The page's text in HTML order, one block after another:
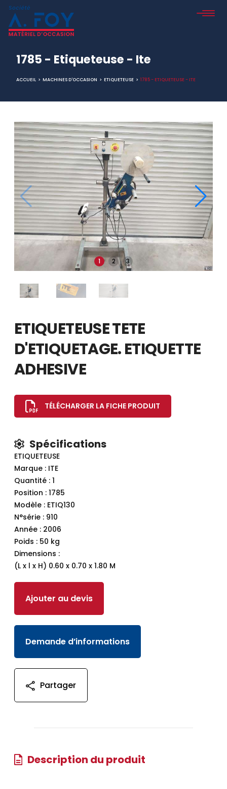
1785 - Etiqueteuse - Ite
ACCUEIL > MACHINES D'OCCASION > ETIQUETEUSE > 1785 - ETIQUETEUSE - ITE
1 2 3
ETIQUETEUSE TETE
D'ETIQUETAGE. ETIQUETTE
ADHESIVE
TÉLÉCHARGER LA FICHE PRODUIT
Spécifications
ETIQUETEUSE
Marque : ITE
Quantité : 1
Position : 1785
Modèle : ETIQ130
N°série : 910
Année : 2006
Poids : 50 kg
Dimensions :
(L x l x H) 0.60 x 0.70 x 1.80 M
Ajouter au devis
Demande d’informations
Partager
Description du produit